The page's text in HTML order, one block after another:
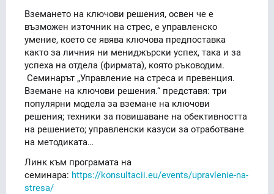
Вземането на ключови решения, освен че е
възможен източник на стрес, е управленско
умение, което се явява ключова предпоставка
както за личния ни мениджърски успех, така и за
успеха на отдела (фирмата), която ръководим.
Семинарът „Управление на стреса и превенция.
Вземане на ключови решения.“ представя: три
популярни модела за вземане на ключови
решения; техники за повишаване на обективността
на решението; управленски казуси за отработване
на методиката…
Линк към програмата на
семинара: https://konsultacii.eu/events/upravlenie-na-
stresa/